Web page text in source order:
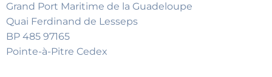
Grand Port Maritime de la Guadeloupe
Quai Ferdinand de Lesseps
BP 485 97165
Pointe-à-Pitre Cedex